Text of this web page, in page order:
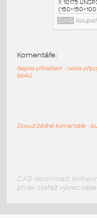
X 10080
10185:
DWG
Komentáře:
Nejste přihlášeni - nelze
bloků
Dosud žádné komentáře -
CAD download:
prvek stafáž výkres